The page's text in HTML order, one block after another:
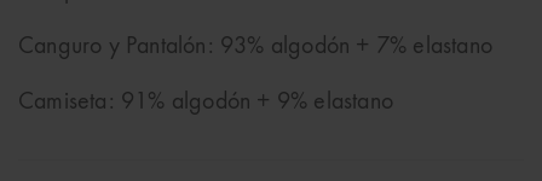
Canguro y Pantalón: 93% algodón + 7% elastano
Camiseta: 91% algodón + 9% elastano